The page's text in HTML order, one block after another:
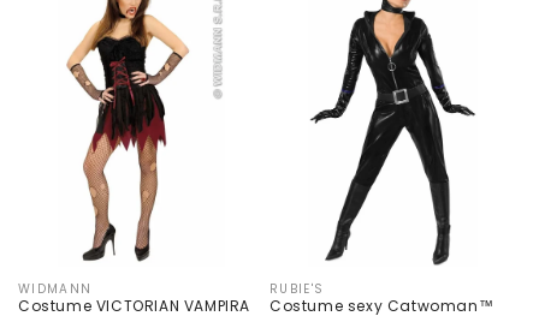
Produttore:
WIDMANN
Costume VICTORIAN VAMPIRA Produttore:
RUBIE'S
Costume sexy Catwoman™